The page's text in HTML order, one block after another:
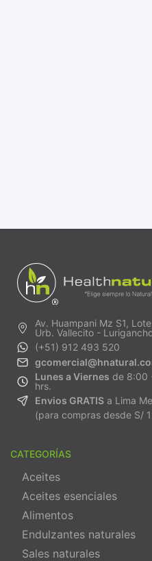
Av. Huampani Mz S1,
Urb. Vallecito -
(+51) 912 493 520
Lunes a Viernes de 8:00
hrs.
Envios GRATIS a Lima
(para compras desde S/
CATEGORÍAS
Aceites
Aceites esenciales
Alimentos
Endulzantes naturales
Sales naturales